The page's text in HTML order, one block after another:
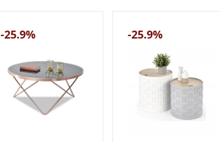
-25.9% -25.9%